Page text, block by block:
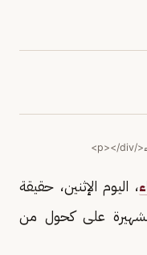
، اليوم الإثنين، حقيقة
على كحول من